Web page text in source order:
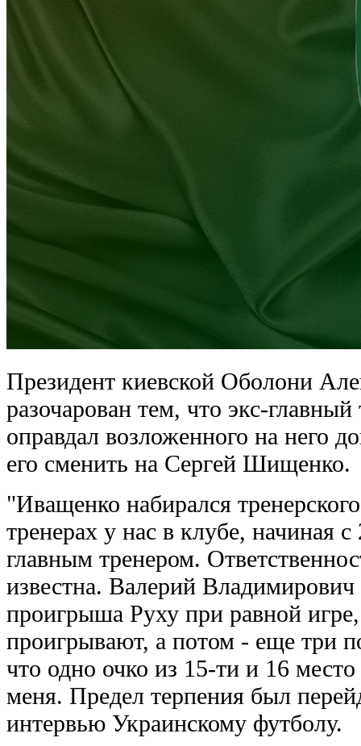
Президент киевской Оболони
разочарован тем, что экс-
оправдал возложенного на него
его сменить на Сергей Шищенко.
"Иващенко набирался
тренерах у нас в клубе, начиная
главным тренером.
известна. Валерий
проигрыша Руху при равной
проигрывают, а потом - еще три
что одно очко из 15-ти и 16
меня. Предел терпения был
интервью Украинскому футболу.